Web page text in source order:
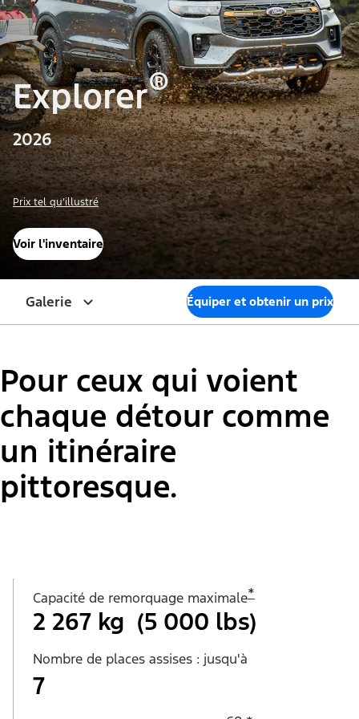
Explorer®
2026
Prix tel qu’illustré
Voir l'inventaire
Galerie Équiper et obtenir un prix
Pour ceux qui voient
chaque détour comme
un itinéraire
pittoresque.
Capacité de remorquage maximale*
2 267 kg (5 000 lbs)
Nombre de places assises : jusqu'à
7